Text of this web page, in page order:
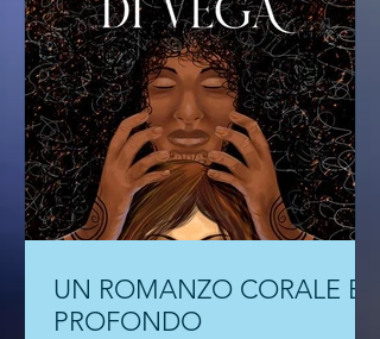
emotivo "che scava nelle ferite
dell'infanzia". Che l'autore conduca
laboratori di scrittura emotiva per
adulti con disabi
UN ROMANZO CORALE E
PROFONDO